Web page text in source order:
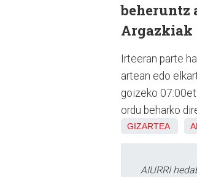
beheruntz
Argazkiak
Irteeran parte
artean edo
goizeko
ordu beharko
GIZARTEA
AIURRI